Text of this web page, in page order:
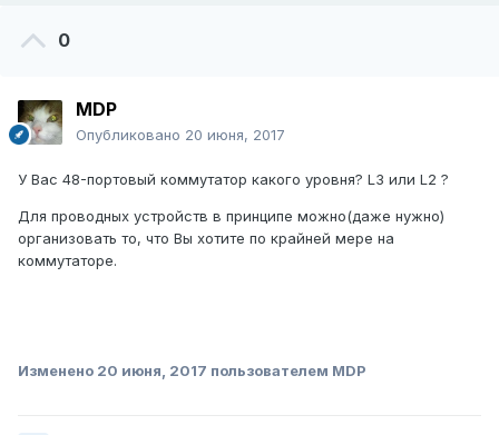
0
MDP
Опубликовано 20 июня, 2017
У Вас 48-портовый коммутатор какого уровня? L3 или L2 ?
Для проводных устройств в принципе можно(даже нужно)
организовать то, что Вы хотите по крайней мере на
коммутаторе.
Изменено 20 июня, 2017 пользователем MDP